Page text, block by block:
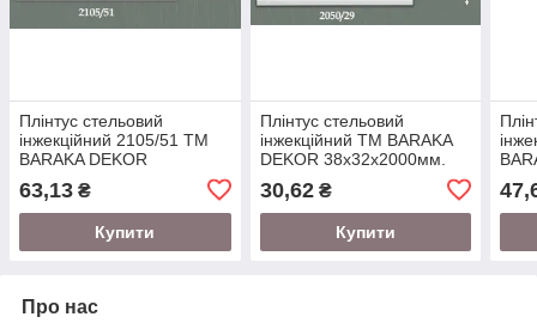
Плінтус стельовий
інжекційний 2105/51 ТМ
BARAKA DEKOR
натяжну стелю
63,13 ₴
Купити
Плінтус стельовий
інжекційний ТМ BARAKA
DEKOR 38х32х2000мм.
30,62₴
Купити
Про нас